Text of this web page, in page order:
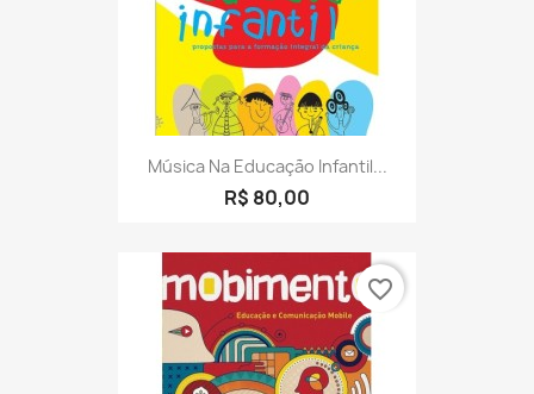
Música Na Educação Infantil...
R$ 80,00
favorite_border